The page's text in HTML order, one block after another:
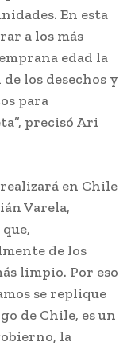
En esta
a los más
edad la
los desechos y
para
precisó Ari
realizará en Chile
Varela,
de los
limpio. Por eso
se replique
de Chile, es un
la